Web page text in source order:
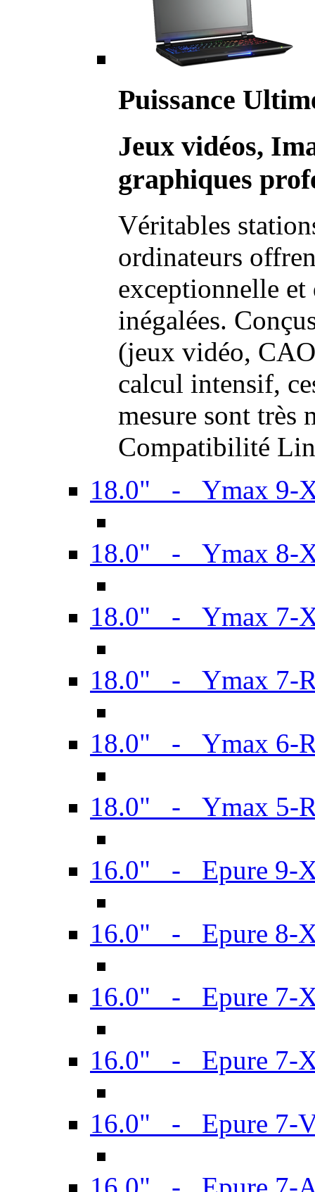
Puissance
Jeux vidéos,
graphiques
Véritables
ordinateurs
exceptionnelle et
inégalées.
(jeux vidéo,
calcul intensif,
mesure sont très
Compatibilité
18.0" - Ymax 9-
18.0" - Ymax 8-
18.0" - Ymax 7-
18.0" - Ymax 7-
18.0" - Ymax 6-
18.0" - Ymax 5-
16.0" - Epure 9-
16.0" - Epure 8-
16.0" - Epure 7-
16.0" - Epure 7-
16.0" - Epure 7-